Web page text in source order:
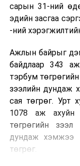
сарын 31-ний
эдийн засгаа
-ний
Ажлын байрыг
байдлаар 343
тэрбум
зээлийн дундаж
сая төгрөг. Урт
1078 аж ахуйн
төгрөгийн
дундаж хэмжээ
төгрөг.